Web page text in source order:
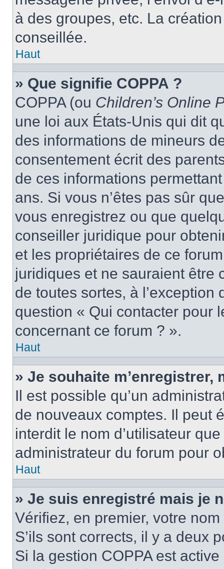
à des groupes, etc. La
conseillée.
Haut
» Que signifie COPPA ?
COPPA (ou Children’s Online
une loi aux États-Unis qui dit
des informations de mineurs
consentement écrit des
de ces informations
ans. Si vous n’êtes pas sûr
vous enregistrez ou que
conseiller juridique pour
et les propriétaires de ce
juridiques et ne sauraient être
de toutes sortes, à
question « Qui contacter pour
concernant ce forum ? ».
Haut
» Je souhaite m’enregistrer,
Il est possible qu’un
de nouveaux comptes. Il peut
interdit le nom d’utilisateur
administrateur du forum pour
Haut
» Je suis enregistré mais je
Vérifiez, en premier, votre
S’ils sont corrects, il y a deux
Si la gestion COPPA est